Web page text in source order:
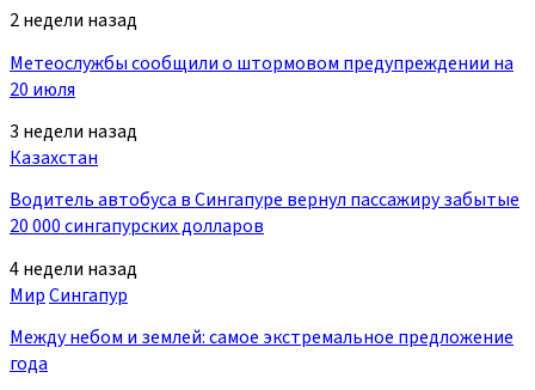
2 недели назад
Метеослужбы сообщили о штормовом предупреждении на
20 июля
3 недели назад
Казахстан
Водитель автобуса в Сингапуре вернул пассажиру забытые
20 000 сингапурских долларов
4 недели назад
МирСингапур
Между небом и землей: самое экстремальное предложение
года